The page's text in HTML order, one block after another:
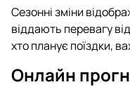
Сезонні зміни
віддають перевагу
хто планує поїздки,
Онлайн